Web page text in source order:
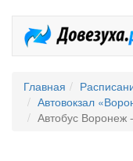
Главная
Автовокзал
Автобус Воронеж